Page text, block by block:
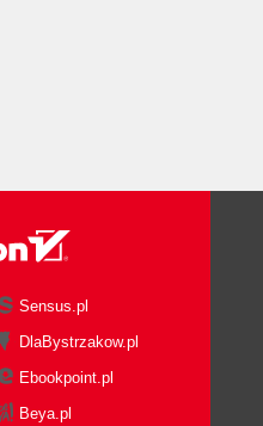
Sensus.pl
DlaBystrzakow.pl
Ebookpoint.pl
Beya.pl